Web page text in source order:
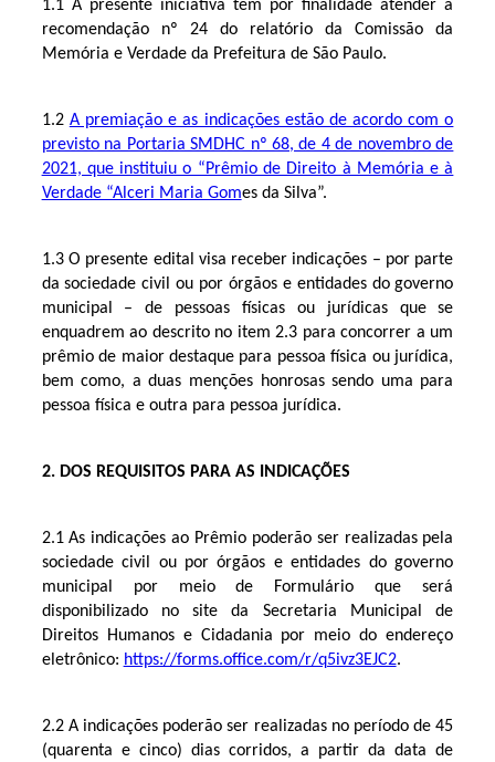
1.1 A presente iniciativa tem por finalidade atender a
recomendação nº 24 do relatório da Comissão da
Memória e Verdade da Prefeitura de São Paulo.
1.2 A premiação e as indicações estão de acordo com o
previsto na Portaria SMDHC nº 68, de 4 de novembro de
2021, que instituiu o “Prêmio de Direito à Memória e à
Verdade “Alceri Maria Gomes da Silva”.
1.3 O presente edital visa receber indicações – por parte
da sociedade civil ou por órgãos e entidades do governo
municipal – de pessoas físicas ou jurídicas que se
enquadrem ao descrito no item 2.3 para concorrer a um
prêmio de maior destaque para pessoa física ou jurídica,
bem como, a duas menções honrosas sendo uma para
pessoa física e outra para pessoa jurídica.
2. DOS REQUISITOS PARA AS INDICAÇÕES
2.1 As indicações ao Prêmio poderão ser realizadas pela
sociedade civil ou por órgãos e entidades do governo
municipal por meio de Formulário que será
disponibilizado no site da Secretaria Municipal de
Direitos Humanos e Cidadania por meio do endereço
eletrônico: https://forms.office.com/r/q5ivz3EJC2.
2.2 A indicações poderão ser realizadas no período de 45
(quarenta e cinco) dias corridos, a partir da data de